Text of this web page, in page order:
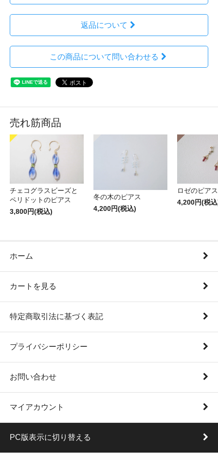
返品について
この商品について問い合わせる
売れ筋商品
チェコグラスビーズと
ペリドットのピアス
3,800円(税込)
冬の木のピアス
4,200円(税込)
ロゼのピアス
4,200円(税
ホーム
カートを見る
特定商取引法に基づく表記
プライバシーポリシー
お問い合わせ
マイアカウント
PC版表示に切り替える